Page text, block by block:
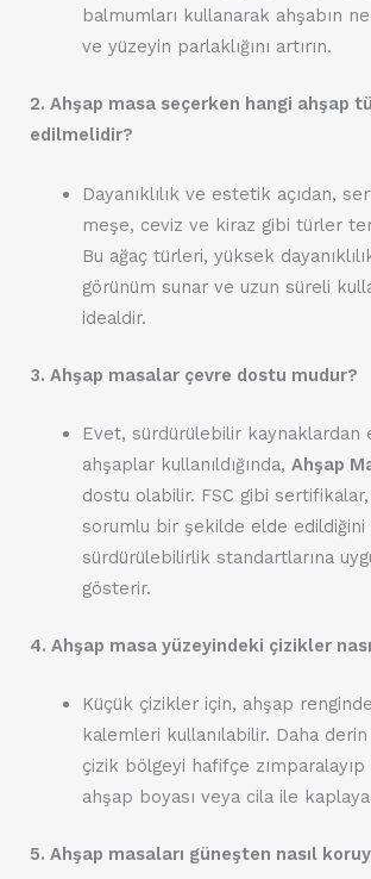
balmumları kullanarak ahşabın
ve yüzeyin parlaklığını artırın.
2. Ahşap masa seçerken hangi ahşap
edilmelidir?
Dayanıklılık ve estetik açıdan,
meşe, ceviz ve kiraz gibi türler
Bu ağaç türleri, yüksek
görünüm sunar ve uzun süreli
idealdir.
3. Ahşap masalar çevre dostu mudur?
Evet, sürdürülebilir kaynaklardan
ahşaplar kullanıldığında, Ahşap
dostu olabilir. FSC gibi sertifikalar,
sorumlu bir şekilde elde edildiğini
sürdürülebilirlik standartlarına
gösterir.
4. Ahşap masa yüzeyindeki çizikler
Küçük çizikler için, ahşap
kalemleri kullanılabilir. Daha
çizik bölgeyi hafifçe
ahşap boyası veya cila ile
5. Ahşap masaları güneşten nasıl